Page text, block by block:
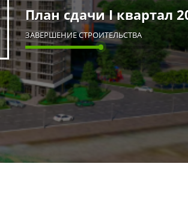
План сдачи I квартал
ЗАВЕРШЕНИЕ СТРОИТЕЛЬСТВА